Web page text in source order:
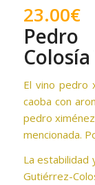
23.00€
Pedro
El vino pedro
caoba con
pedro
mencionada.
La estabilidad
Gutiérrez-